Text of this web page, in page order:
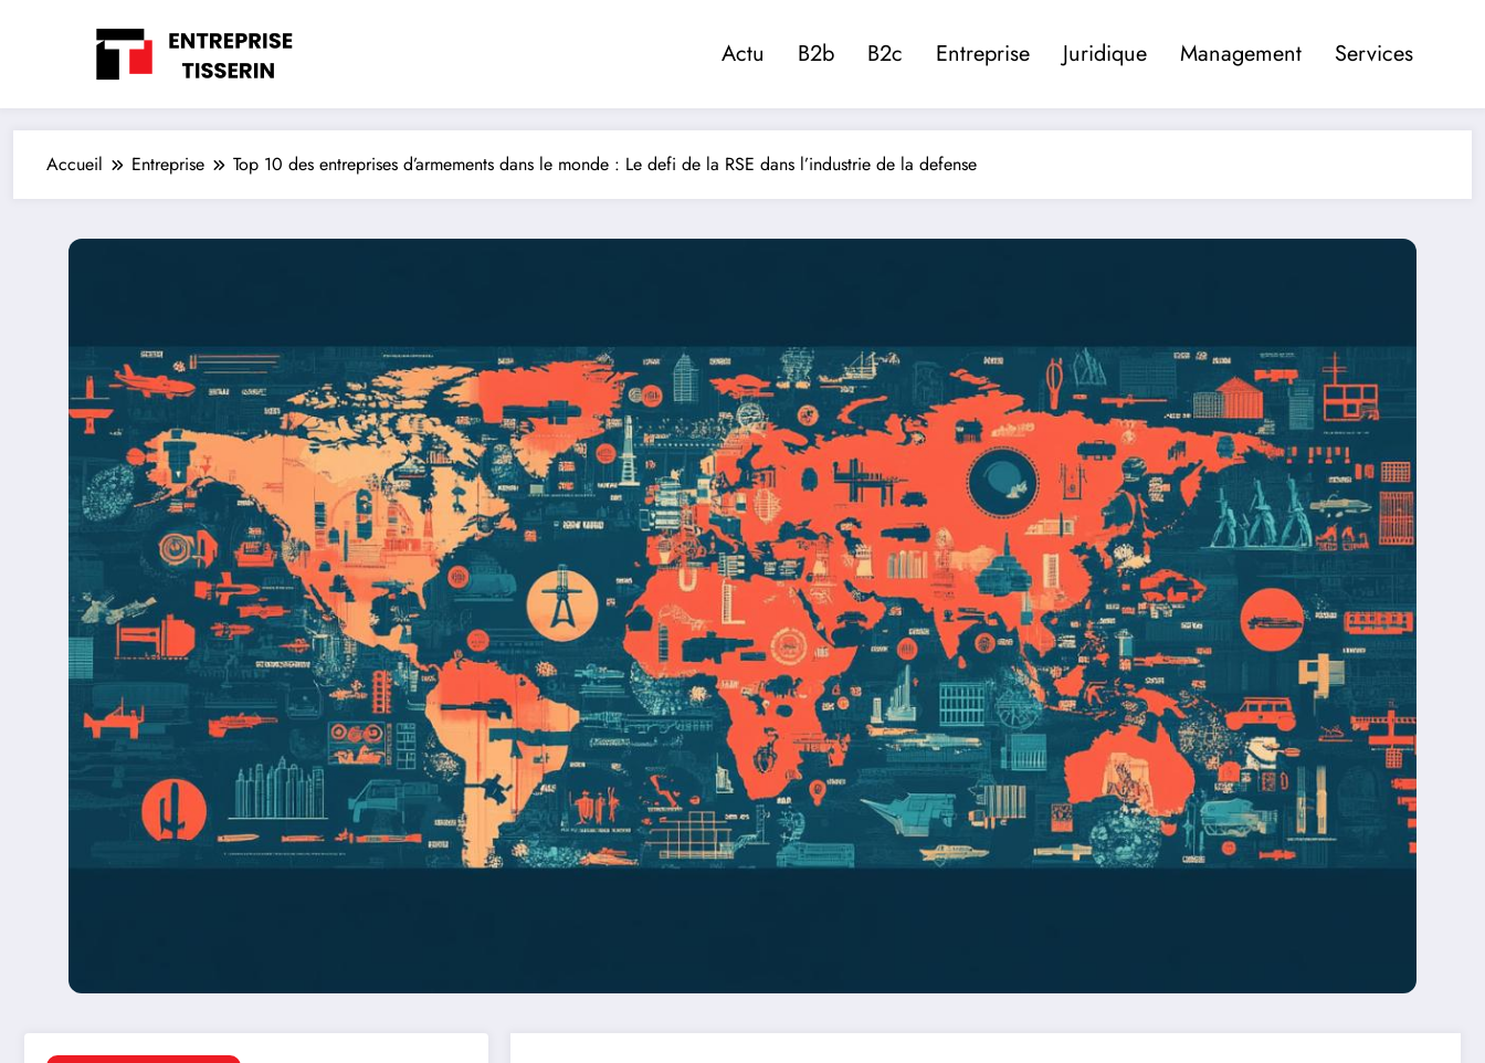
Actu B2b B2c Entreprise Juridique Management Services
Accueil Entreprise Top 10 des entreprises d’armements dans le monde : Le defi de la RSE dans l’industrie de la defense